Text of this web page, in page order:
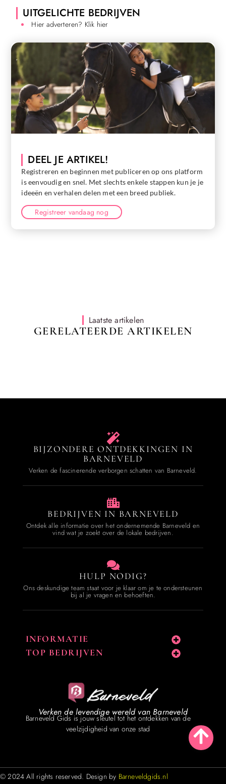
UITGELICHTE BEDRIJVEN
Hier adverteren? Klik hier
DEEL JE ARTIKEL!
Registreren en beginnen met publiceren op ons platform
is eenvoudig en snel. Met slechts enkele stappen kun je je
ideeën en verhalen delen met een breed publiek.
Registreer vandaag nog
Laatste artikelen
GERELATEERDE ARTIKELEN
BIJZONDERE ONTDEKKINGEN IN
BARNEVELD
Verken de fascinerende verborgen schatten van Barneveld.
BEDRIJVEN IN BARNEVELD
Ontdek alle informatie over het ondernemende Barneveld en
vind wat je zoekt over de lokale bedrijven.
HULP NODIG?
Ons deskundige team staat voor je klaar om je te ondersteunen
bij al je vragen en behoeften.
INFORMATIE
TOP BEDRIJVEN
Verken de levendige wereld van Barneveld
Barneveld Gids is jouw sleutel tot het ontdekken van de
veelzijdigheid van onze stad
© 2024 All rights reserved. Design by Barneveldgids.nl